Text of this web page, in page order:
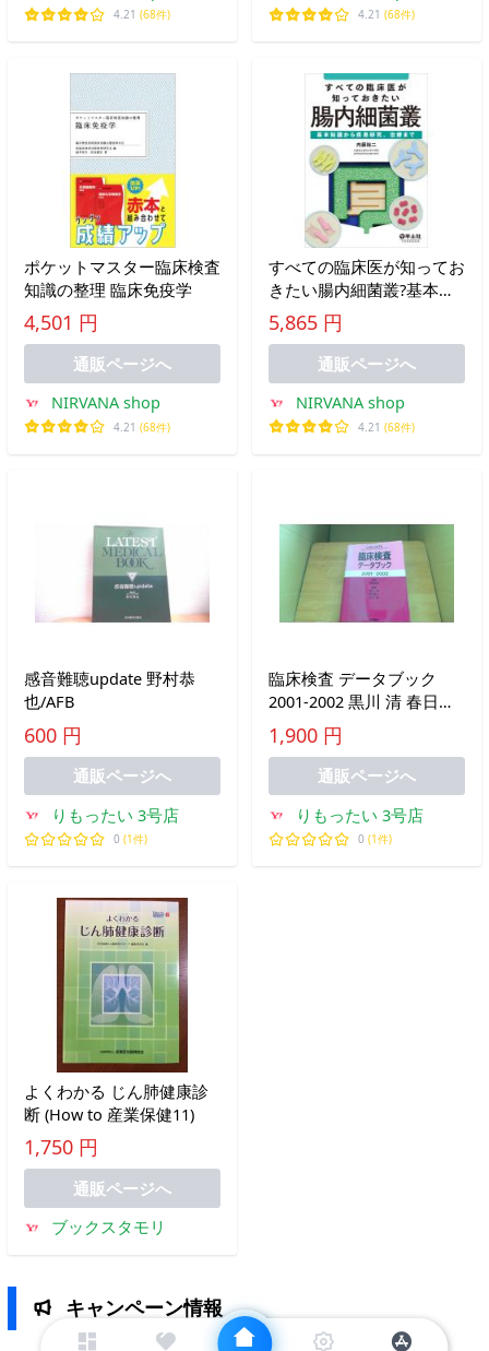
4.21 (68件) 4.21 (68件)
ポケットマスター臨床検査
知識の整理 臨床免疫学
4,501 円
通販ページへ
NIRVANA shop
4.21 (68件)
すべての臨床医が知ってお
きたい腸内細菌叢?基本知
識から疾患研究、治療まで
5,865 円
通販ページへ
NIRVANA shop
4.21 (68件)
感音難聴update 野村恭
也/AFB
600 円
通販ページへ
りもったい 3号店
0 (1件)
臨床検査 データブック
2001-2002 黒川 清 春日雅
人 北村 高久史廣 医学書院
監修/DAB
1,900 円
通販ページへ
りもったい 3号店
0 (1件)
よくわかる じん肺健康診
断 (How to 産業保健11)
1,750 円
通販ページへ
ブックスタモリ
キャンペーン情報